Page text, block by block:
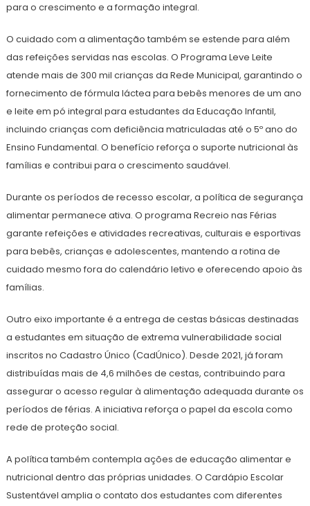
para o crescimento e a formação integral.
O cuidado com a alimentação também se estende para além
das refeições servidas nas escolas. O Programa Leve Leite
atende mais de 300 mil crianças da Rede Municipal, garantindo o
fornecimento de fórmula láctea para bebês menores de um ano
e leite em pó integral para estudantes da Educação Infantil,
incluindo crianças com deficiência matriculadas até o 5º ano do
Ensino Fundamental. O benefício reforça o suporte nutricional às
famílias e contribui para o crescimento saudável.
Durante os períodos de recesso escolar, a política de segurança
alimentar permanece ativa. O programa Recreio nas Férias
garante refeições e atividades recreativas, culturais e esportivas
para bebês, crianças e adolescentes, mantendo a rotina de
cuidado mesmo fora do calendário letivo e oferecendo apoio às
famílias.
Outro eixo importante é a entrega de cestas básicas destinadas
a estudantes em situação de extrema vulnerabilidade social
inscritos no Cadastro Único (CadÚnico). Desde 2021, já foram
distribuídas mais de 4,6 milhões de cestas, contribuindo para
assegurar o acesso regular à alimentação adequada durante os
períodos de férias. A iniciativa reforça o papel da escola como
rede de proteção social.
A política também contempla ações de educação alimentar e
nutricional dentro das próprias unidades. O Cardápio Escolar
Sustentável amplia o contato dos estudantes com diferentes